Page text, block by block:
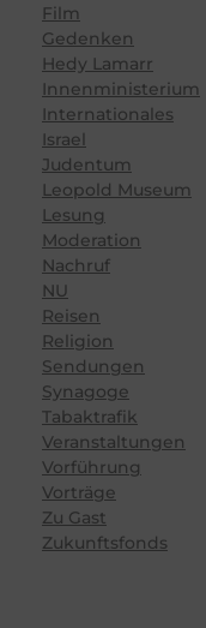
Film
Gedenken
Hedy Lamarr
Innenministerium
Internationales
Israel
Judentum
Leopold Museum
Lesung
Moderation
Nachruf
NU
Reisen
Religion
Sendungen
Synagoge
Tabaktrafik
Veranstaltungen
Vorführung
Vorträge
Zu Gast
Zukunftsfonds